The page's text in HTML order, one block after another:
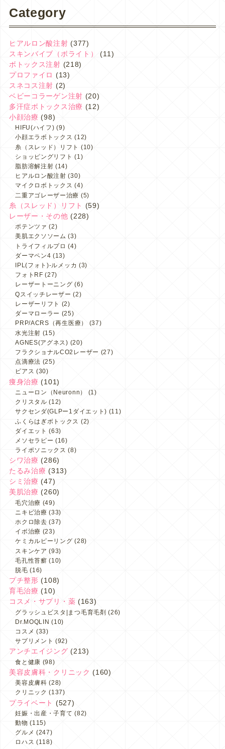
Category
ヒアルロン酸注射 (377)
スキンバイブ（ボライト）
(11)
ボトックス注射 (218)
プロファイロ (13)
スネコス注射 (2)
ベビーコラーゲン注射 (20)
多汗症ボトックス治療 (12)
小顔治療 (98)
HIFU(ハイフ) (9)
小顔エラボトックス (12)
糸（スレッド）リフト (10)
ショッピングリフト (1)
脂肪溶解注射 (14)
ヒアルロン酸注射 (30)
マイクロボトックス (4)
二重アゴレーザー治療 (5)
糸（スレッド）リフト
(59)
レーザー・その他 (228)
ポテンツァ (2)
美肌エクソソーム (3)
トライフィルプロ (4)
ダーマペン4 (13)
IPL(フォト)-ルメッカ (3)
フォトRF (27)
レーザートーニング (6)
Qスイッチレーザー (2)
レーザーリフト (2)
ダーマローラー (25)
PRP/ACRS（再生医療）
(37)
水光注射 (15)
AGNES(アグネス) (20)
フラクショナルCO2レーザー (27)
点滴療法 (25)
ピアス (30)
痩身治療 (101)
ニューロン（Neuronn）
(1)
クリスタル (12)
サクセンダ(GLPー1ダイエット) (11)
ふくらはぎボトックス (2)
ダイエット (63)
メソセラピー (16)
ライポソニックス (8)
シワ治療 (286)
たるみ治療 (313)
シミ治療 (47)
美肌治療 (260)
毛穴治療 (49)
ニキビ治療 (33)
ホクロ除去 (37)
イボ治療 (23)
ケミカルピーリング (28)
スキンケア (93)
毛孔性苔癬 (10)
脱毛 (16)
プチ整形 (108)
育毛治療 (10)
コスメ・サプリ・薬 (163)
グラッシュビスタ|まつ毛育毛剤 (26)
Dr.MOQLIN (10)
コスメ (33)
サプリメント (92)
アンチエイジング (213)
食と健康 (98)
美容皮膚科・クリニック (160)
美容皮膚科 (28)
クリニック (137)
プライベート (527)
妊娠・出産・子育て (82)
動物 (115)
グルメ (247)
ロハス (118)